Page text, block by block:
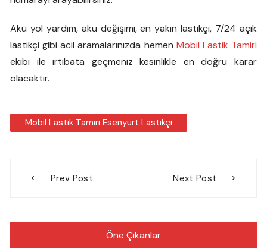
Akü yol yardım, akü değişimi, en yakın lastikçi, 7/24 açık
lastikçi gibi acil aramalarınızda hemen Mobil Lastik Tamiri
ekibi ile irtibata geçmeniz kesinlikle en doğru karar
olacaktır.
Mobil Lastik Tamiri Esenyurt Lastikçi
gezinmesi
Prev Post Next Post
Öne Çıkanlar